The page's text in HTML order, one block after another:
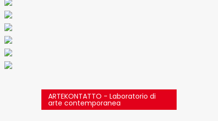
ARTEKONTATTO - Laboratorio di
arte contemporanea